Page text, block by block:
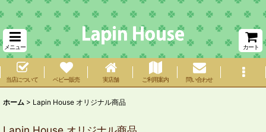
メニュー カート
当店について ベビー販売 実店舗 ご利用案内 問い合わせ
ホーム > Lapin House オリジナル商品